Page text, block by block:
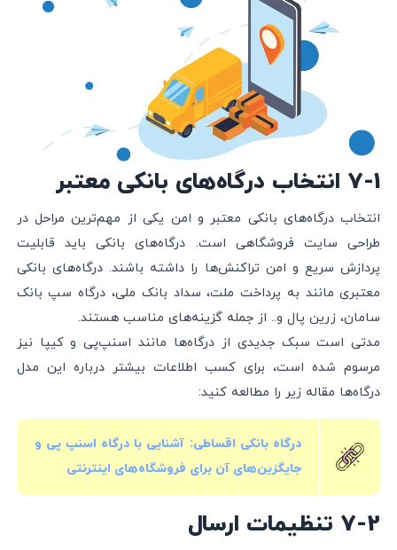
7-1 انتخاب درگاه‌های بانکی معتبر
انتخاب درگاه‌های بانکی معتبر و امن یکی از مهم‌ترین مراحل در
طراحی سایت فروشگاهی است. درگاه‌های بانکی باید قابلیت
پردازش سریع و امن تراکنش‌ها را داشته باشند. درگاه‌های بانکی
معتبری مانند به پرداخت ملت، سداد بانک ملی، درگاه سپ بانک
سامان، زرین پال و.. از جمله گزینه‌های مناسب هستند.
مدتی است سبک جدیدی از درگاه‌ها مانند اسنپ‌پی و کیپا نیز
مرسوم شده است، برای کسب اطلاعات بیشتر درباره این مدل
درگاه‌ها مقاله زیر را مطالعه کنید:
درگاه بانکی اقساطی: آشنایی با درگاه اسنپ پی و
جایگزین‌های آن برای فروشگاه‌های اینترنتی
7-2 تنظیمات ارسال